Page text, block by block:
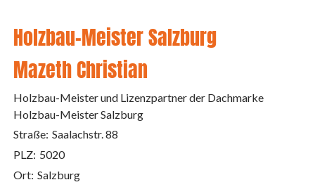
Holzbau-Meister Salzburg
Mazeth Christian
Holzbau-Meister und Lizenzpartner der Dachmarke
Holzbau-Meister Salzburg
Straße: Saalachstr. 88
PLZ: 5020
Ort: Salzburg